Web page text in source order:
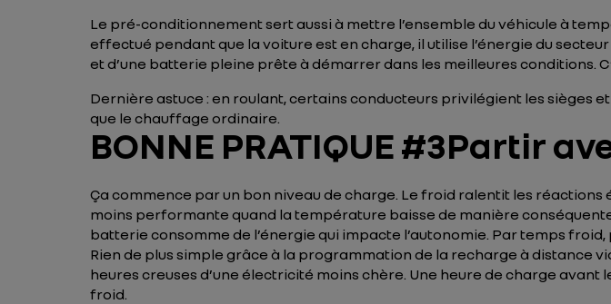
Le pré-conditionnement sert aussi à mettre l’ensemble du véhicule à
effectué pendant que la voiture est en charge, il utilise l’énergie du
et d’une batterie pleine prête à démarrer dans les meilleures conditions.
Dernière astuce : en roulant, certains conducteurs privilégient les sièges
que le chauffage ordinaire.
BONNE PRATIQUE #3Partir
Ça commence par un bon niveau de charge. Le froid ralentit les
moins performante quand la température baisse de manière
batterie consomme de l’énergie qui impacte l’autonomie. Par temps
Rien de plus simple grâce à la programmation de la recharge à distance
heures creuses d’une électricité moins chère. Une heure de charge
froid.